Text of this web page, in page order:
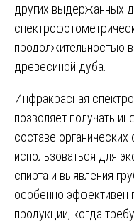
других выдержанных
продолжительностью
древесиной дуба.
Инфракрасная
позволяет получать
составе
использоваться для
спирта и выявления
особенно эффективен
продукции, когда